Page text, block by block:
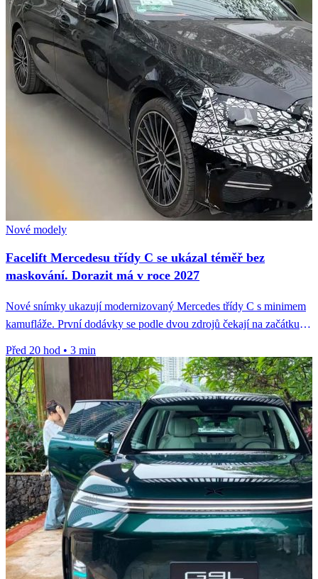
Nové modely
Facelift Mercedesu třídy C se ukázal téměř bez
maskování. Dorazit má v roce 2027
Nové snímky ukazují modernizovaný Mercedes třídy C s minimem
kamufláže. První dodávky se podle dvou zdrojů čekají na začátku
Před 20 hod • 3 min